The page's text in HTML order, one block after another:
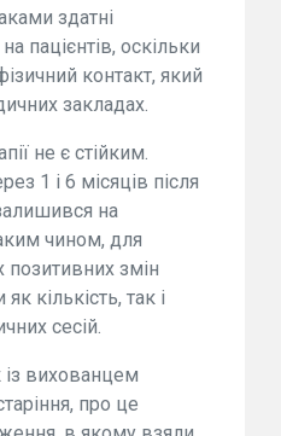
здатні
пацієнтів, оскільки
контакт, який
закладах.
не є стійким.
1 і 6 місяців після
на
чином, для
позитивних змін
кількість, так і
сесій.
вихованцем
про це